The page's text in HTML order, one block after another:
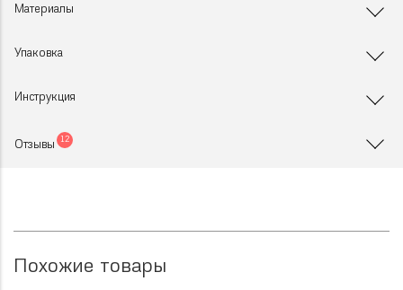
Материалы
Упаковка
Инструкция
Отзывы 12
Похожие товары